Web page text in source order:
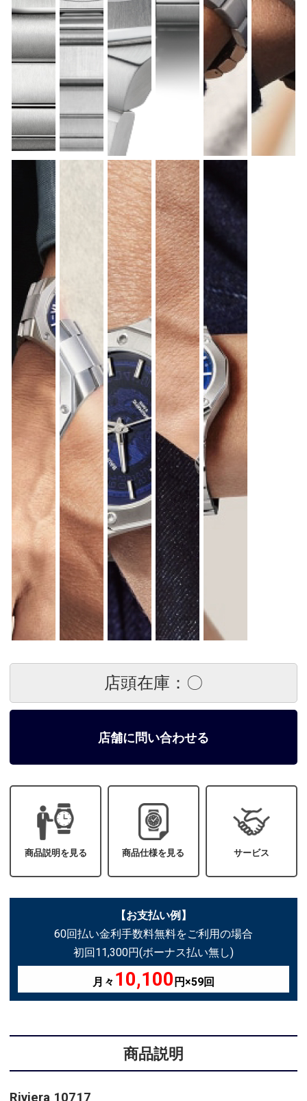
店頭在庫：〇
店舗に問い合わせる
商品説明を見る 商品仕様を見る サービス
【お支払い例】
60回払い金利手数料無料をご利用の場合
初回11,300円(ボーナス払い無し)
月々 10,100 円×59回
商品説明
Riviera 10717